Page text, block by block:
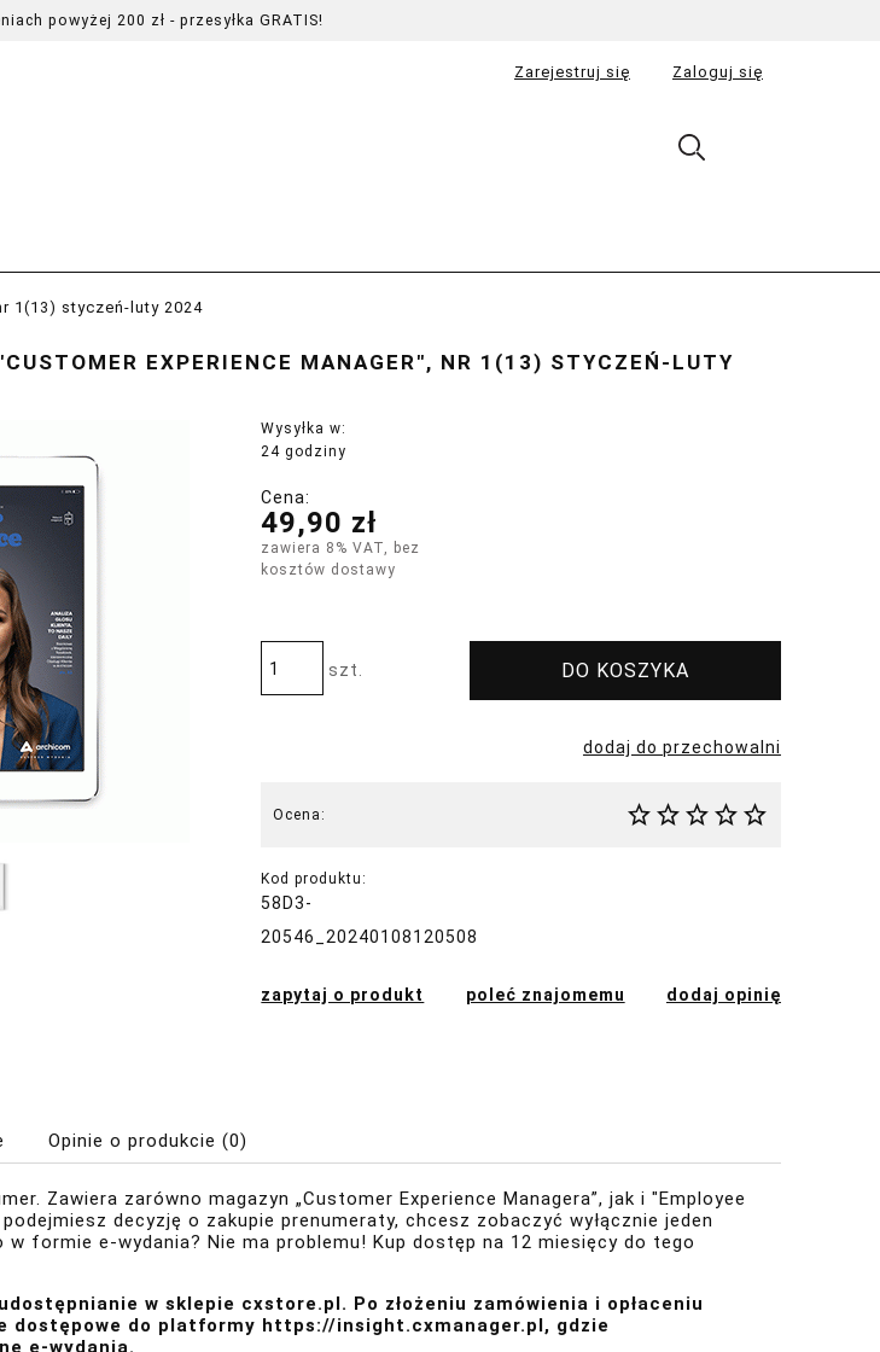
powyżej 200 zł - przesyłka GRATIS!
Zarejestruj się Zaloguj się
1(13) styczeń-luty 2024
EXPERIENCE MANAGER", NR 1(13) STYCZEŃ-LUTY
Wysyłka w:
24 godziny
Cena:
49,90 zł
zawiera 8% VAT, bez
kosztów dostawy
szt. DO KOSZYKA
dodaj do przechowalni
Ocena:
Kod produktu:
58D3-
20546_20240108120508
zapytaj o produkt poleć znajomemu dodaj opinię
Opinie o produkcie (0)
Zawiera zarówno magazyn „Customer Experience Managera”, jak i "Employee
podejmiesz decyzję o zakupie prenumeraty, chcesz zobaczyć wyłącznie jeden
w formie e-wydania? Nie ma problemu! Kup dostęp na 12 miesięcy do tego
w sklepie cxstore.pl. Po złożeniu zamówienia i opłaceniu
dostępowe do platformy https://insight.cxmanager.pl , gdzie
e-wydania.